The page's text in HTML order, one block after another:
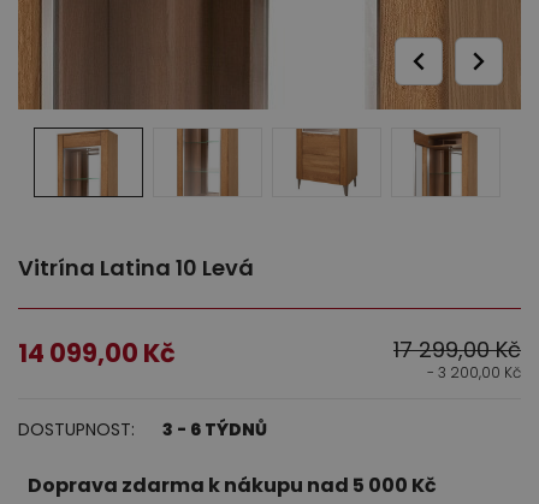
Jídelna
Vitrína Latina 10 Levá
14 099,00 Kč 17 299,00Kč
- 3 200,00 Kč
DOSTUPNOST: 3 - 6 TÝDNŮ
Doprava zdarma k nákupu nad 5 000 Kč